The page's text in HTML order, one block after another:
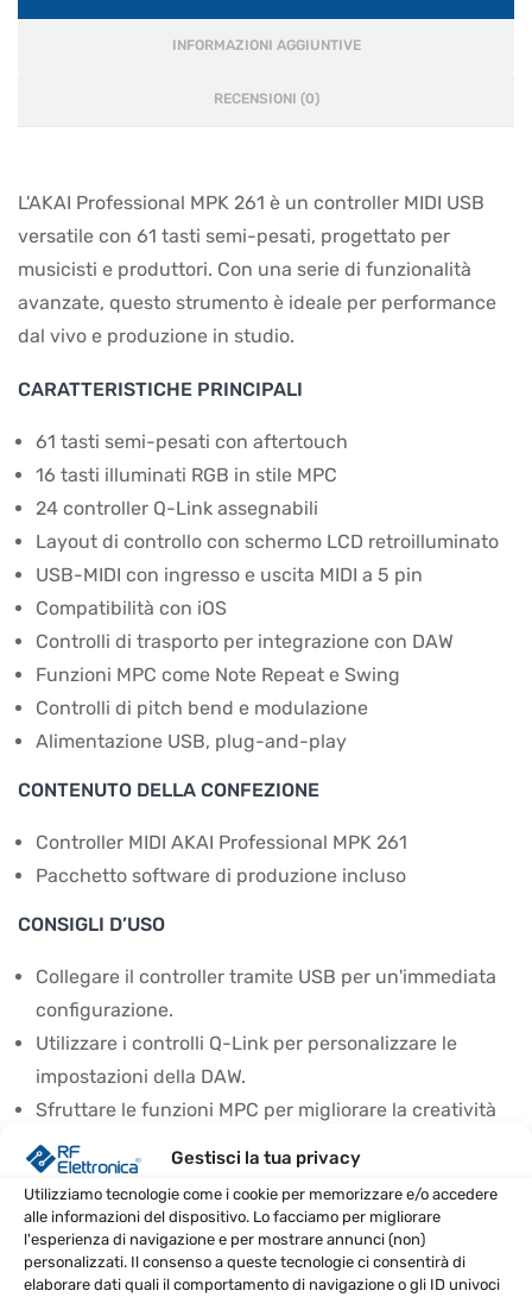
Gestisci la tua privacy
Utilizziamo tecnologie come i cookie per memorizzare e/o accedere
alle informazioni del dispositivo. Lo facciamo per migliorare
l'esperienza di navigazione e per mostrare annunci (non)
personalizzati. Il consenso a queste tecnologie ci consentirà di
elaborare dati quali il comportamento di navigazione o gli ID univoci
INFORMAZIONI AGGIUNTIVE
RECENSIONI (0)
L'AKAI Professional MPK 261 è un controller MIDI USB
versatile con 61 tasti semi-pesati, progettato per
musicisti e produttori. Con una serie di funzionalità
avanzate, questo strumento è ideale per performance
dal vivo e produzione in studio.
CARATTERISTICHE PRINCIPALI
61 tasti semi-pesati con aftertouch
16 tasti illuminati RGB in stile MPC
24 controller Q-Link assegnabili
Layout di controllo con schermo LCD retroilluminato
USB-MIDI con ingresso e uscita MIDI a 5 pin
Compatibilità con iOS
Controlli di trasporto per integrazione con DAW
Funzioni MPC come Note Repeat e Swing
Controlli di pitch bend e modulazione
Alimentazione USB, plug-and-play
CONTENUTO DELLA CONFEZIONE
Controller MIDI AKAI Professional MPK 261
Pacchetto software di produzione incluso
CONSIGLI D’USO
Collegare il controller tramite USB per un'immediata
configurazione.
Utilizzare i controlli Q-Link per personalizzare le
impostazioni della DAW.
Sfruttare le funzioni MPC per migliorare la creatività
musicale.
SPECIFICHE TECNICHE
Numero di
tasti
61 tasti semipesati, Completa con
aftertouch